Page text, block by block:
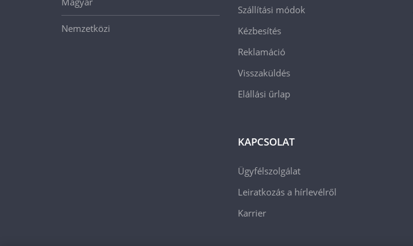
Nemzetközi
Szállítási módok
Kézbesítés
Reklamáció
Visszaküldés
Elállási űrlap
KAPCSOLAT
Ügyfélszolgálat
Leiratkozás a hírlevélről
Karrier